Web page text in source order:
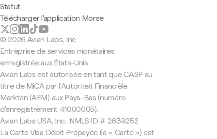
Statut
Télécharger l'application Morse
© 2026 Avian Labs, Inc
Entreprise de services monétaires
enregistrée aux États-Unis
Avian Labs est autorisée en tant que CASP au
titre de MiCA par l'Autoriteit Financiële
Markten (AFM) aux Pays-Bas (numéro
d'enregistrement 41000005).
Avian Labs USA, Inc., NMLS ID # 2639252
La Carte Visa Débit Prépayée (la « Carte ») est